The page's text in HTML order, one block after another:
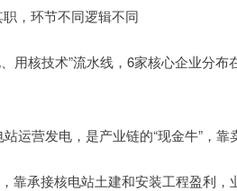
，环节不同逻辑不同
用核技术”流水线，6家核心企业分
运营发电，是产业链的“现金牛”，靠
靠承接核电站土建和安装工程盈利，